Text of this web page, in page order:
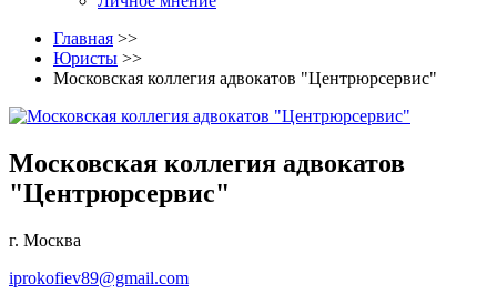
Главная >>
Юристы >>
Московская коллегия адвокатов "Центрюрсервис"
Московская коллегия адвокатов
"Центрюрсервис"
г. Москва
iprokofiev89@gmail.com